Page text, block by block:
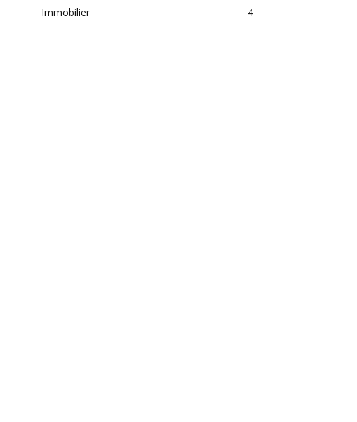
Immobilier
4